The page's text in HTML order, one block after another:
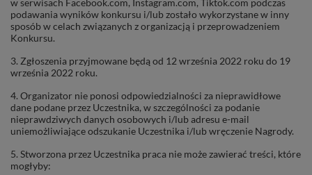
w serwisach Facebook.com, Instagram.com, Tiktok.com podczas
podawania wyników konkursu i/lub zostało wykorzystane w inny
sposób w celach związanych z organizacją i przeprowadzeniem
Konkursu.
3. Zgłoszenia przyjmowane będą od 12 września 2022 roku do 19
września 2022 roku.
4. Organizator nie ponosi odpowiedzialności za nieprawidłowe
dane podane przez Uczestnika, w szczególności za podanie
nieprawdziwych danych osobowych i/lub adresu e-mail
uniemożliwiające odszukanie Uczestnika i/lub wręczenie Nagrody.
5. Stworzona przez Uczestnika praca nie może zawierać treści, które
mogłyby: